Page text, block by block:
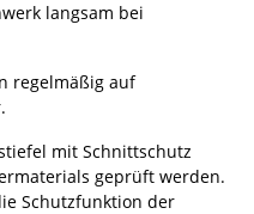
langsam bei
regelmäßig auf
mit Schnittschutz
geprüft werden.
Schutzfunktion der